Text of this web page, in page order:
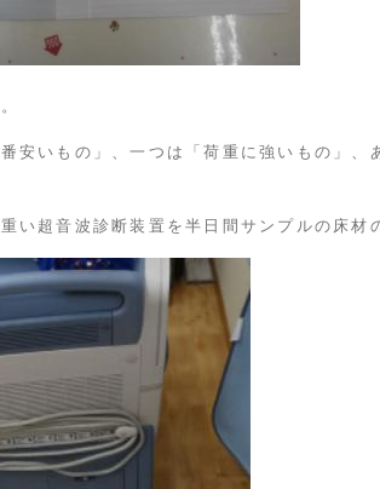
安いもの」、一つは「荷重に強いもの」、
い超音波診断装置を半日間サンプルの床材